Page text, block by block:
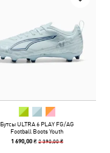
Бутсы ULTRA 6 PLAY FG/AG
Football Boots Youth
1 690,00 ₴2 390,00 ₴